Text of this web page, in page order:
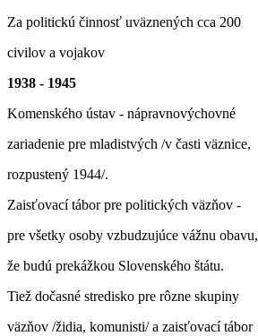
Za politickú činnosť uväznených cca 200
civilov a vojakov
1938 - 1945
Komenského ústav - nápravnovýchovné
zariadenie pre mladistvých /v časti väznice,
rozpustený 1944/.
Zaisťovací tábor pre politických väzňov -
pre všetky osoby vzbudzujúce vážnu obavu,
že budú prekážkou Slovenského štátu.
Tiež dočasné stredisko pre rôzne skupiny
väzňov /židia, komunisti/ a zaisťovací tábor